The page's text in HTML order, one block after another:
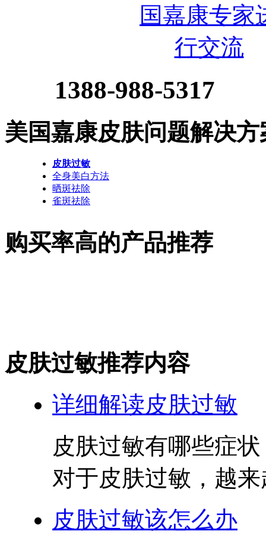
1388-988-5317
美国嘉康皮肤问题解决方
皮肤过敏
全身美白方法
晒斑祛除
雀斑祛除
购买率高的产品推荐
皮肤过敏推荐内容
详细解读皮肤过敏
皮肤过敏有哪些症
对于皮肤过敏，越
皮肤过敏该怎么办